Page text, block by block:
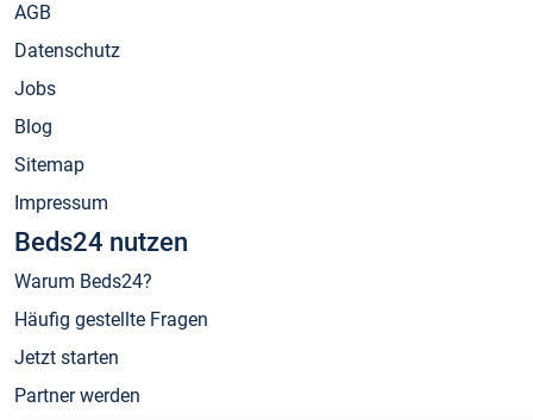
AGB
Datenschutz
Jobs
Blog
Sitemap
Impressum
Beds24 nutzen
Warum Beds24?
Häufig gestellte Fragen
Jetzt starten
Partner werden